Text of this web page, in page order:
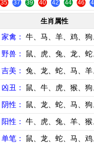
35 37 39 40 42 44 46
生肖属性
家禽： 牛、马、羊、鸡、
野兽： 鼠、虎、兔、龙、
吉美： 兔、龙、蛇、马、
凶丑： 鼠、牛、虎、猴、
阴性： 鼠、龙、蛇、马、
阳性： 牛、虎、兔、羊、
单笔： 鼠、龙、蛇、马、